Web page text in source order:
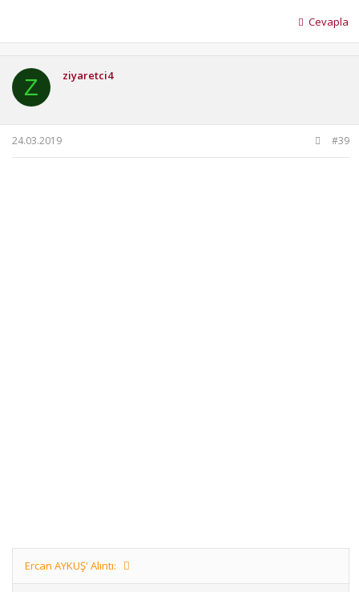
Cevapla
Z ziyaretci4
24.03.2019 #39
Ercan AYKUŞ' Alıntı: